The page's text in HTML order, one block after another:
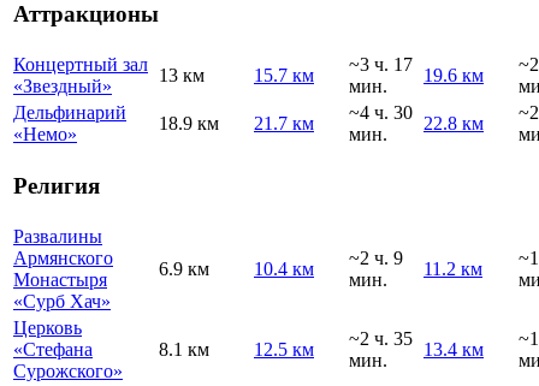
Аттракционы
Концертный зал
«Звездный»
13 км 15.7 км
~3 ч. 17
мин.
19.6 км
Дельфинарий
«Немо»
18.9 км 21.7 км
~4 ч. 30
мин.
22.8 км
Религия
Развалины
Армянского
Монастыря
«Сурб Хач»
6.9 км 10.4 км
~2 ч. 9
мин.
11.2 км
Церковь
«Стефана
Сурожского»
8.1 км 12.5 км
~2 ч. 35
мин.
13.4 км